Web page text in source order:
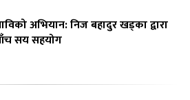
अभियान: निज बहादुर खड्का द्वारा
सय सहयोग